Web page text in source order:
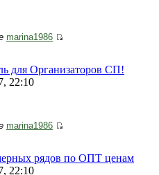
marina1986
для Организаторов СП!
22:10
marina1986
рядов по ОПТ ценам
22:10